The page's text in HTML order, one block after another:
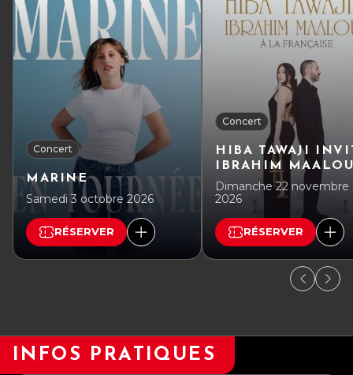
Concert
MARINE
Samedi 3 octobre 2026
RÉSERVER
Concert
HIBA TAWAJI
IBRAHIM
Dimanche 22 novembre
2026
RÉSERVER
INFOS PRATIQUES